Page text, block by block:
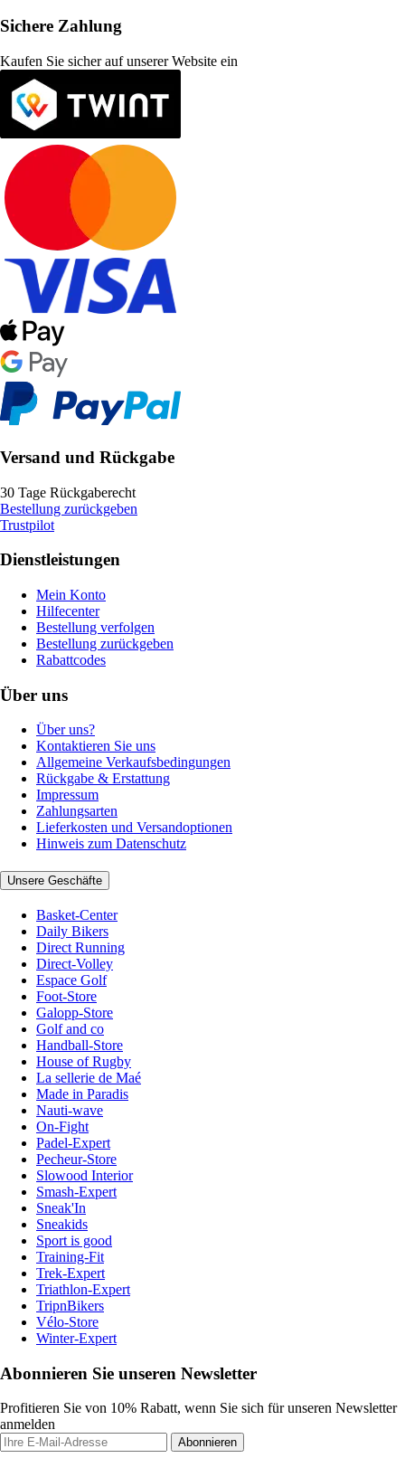
Sichere Zahlung
Kaufen Sie sicher auf unserer Website ein
Versand und Rückgabe
30 Tage Rückgaberecht
Bestellung zurückgeben
Trustpilot
Dienstleistungen
Mein Konto
Hilfecenter
Bestellung verfolgen
Bestellung zurückgeben
Rabattcodes
Über uns
Über uns?
Kontaktieren Sie uns
Allgemeine Verkaufsbedingungen
Rückgabe & Erstattung
Impressum
Zahlungsarten
Lieferkosten und Versandoptionen
Hinweis zum Datenschutz
Unsere Geschäfte
Basket-Center
Daily Bikers
Direct Running
Direct-Volley
Espace Golf
Foot-Store
Galopp-Store
Golf and co
Handball-Store
House of Rugby
La sellerie de Maé
Made in Paradis
Nauti-wave
On-Fight
Padel-Expert
Pecheur-Store
Slowood Interior
Smash-Expert
Sneak'In
Sneakids
Sport is good
Training-Fit
Trek-Expert
Triathlon-Expert
TripnBikers
Vélo-Store
Winter-Expert
Abonnieren Sie unseren Newsletter
Profitieren Sie von 10% Rabatt, wenn Sie sich für unseren Newsletter
anmelden
Abonnieren